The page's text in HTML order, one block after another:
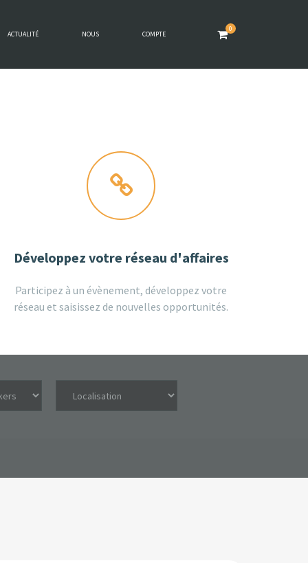
0
ACTUALITÉ NOUS COMPTE
Développez votre réseau d'affaires
Participez à un évènement, développez votre
réseau et saisissez de nouvelles opportunités.